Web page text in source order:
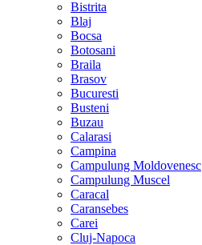
Bistrita
Blaj
Bocsa
Botosani
Braila
Brasov
Bucuresti
Busteni
Buzau
Calarasi
Campina
Campulung Moldovenesc
Campulung Muscel
Caracal
Caransebes
Carei
Cluj-Napoca